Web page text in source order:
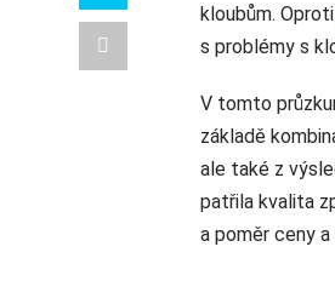
kloubům. Oproti
s problémy s
V tomto
základě
ale také z
patřila kvalita
a poměr ceny a